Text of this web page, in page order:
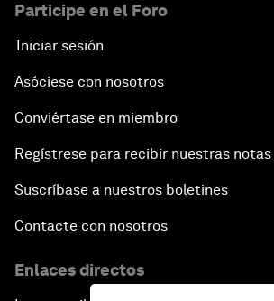
Participe en el Foro
Iniciar sesión
Asóciese con nosotros
Conviértase en miembro
Regístrese para recibir nuestras
Suscríbase a nuestros boletines
Contacte con nosotros
Enlaces directos